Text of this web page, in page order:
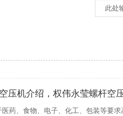
压机介绍，权伟永莹螺杆空
药、食物、电子、化工、包装等要